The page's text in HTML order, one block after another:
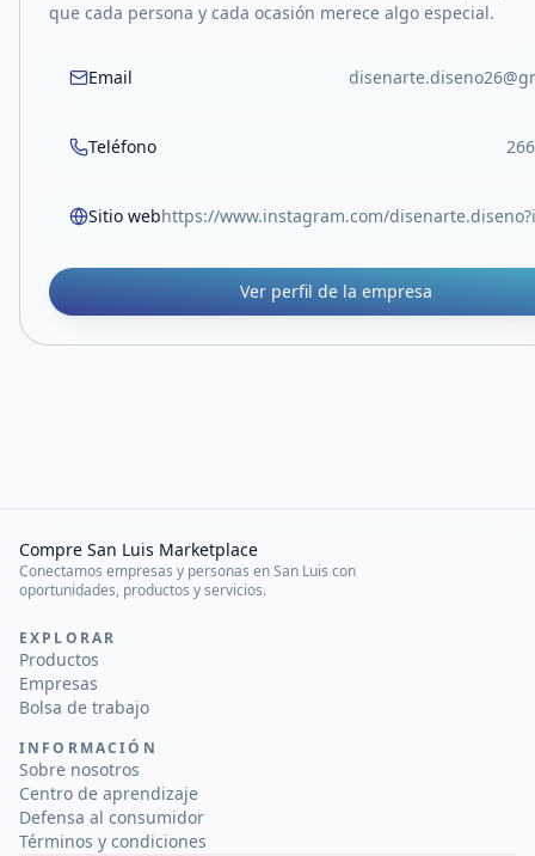
que cada persona y cada ocasión merece algo especial.
Email
Teléfono
Sitio web
Ver perfil de la empresa
Compre San Luis Marketplace
Conectamos empresas y personas en San Luis con
oportunidades, productos y servicios.
EXPLORAR
Productos
Empresas
Bolsa de trabajo
INFORMACIÓN
Sobre nosotros
Centro de aprendizaje
Defensa al consumidor
Términos y condiciones